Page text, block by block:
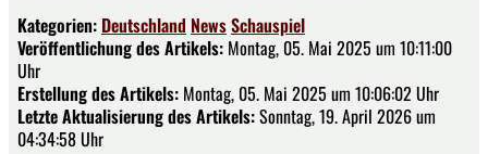
Kategorien: Deutschland NewsSchauspiel
Veröffentlichung des Artikels: Montag, 05. Mai 2025 um 10:11:00
Uhr
Erstellung des Artikels: Montag, 05. Mai 2025 um 10:06:02 Uhr
Letzte Aktualisierung des Artikels:Sonntag, 19. April 2026 um
04:34:58 Uhr